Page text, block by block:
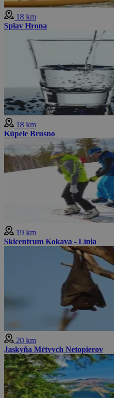
18 km
Splav Hrona
18 km
Kúpele Brusno
19 km
Skicentrum Kokava - Línia
20 km
Jaskyňa Mŕtvych Netopierov